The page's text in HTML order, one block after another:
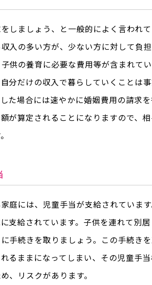
しましょう、と一般的によく言われて
入の多い方が、少ない方に対して負担
供の養育に必要な費用等が含まれて
分だけの収入で暮らしていくことは
た場合には速やかに婚姻費用の請求
が算定されることになりますので、
庭には、児童手当が支給されていま
支給されています。子供を連れて別
手続きを取りましょう。この手続き
るままになってしまい、その児童手
、リスクがあります。